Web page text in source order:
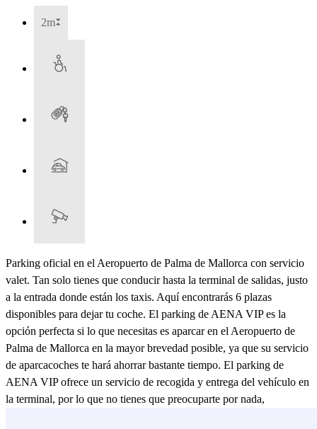
2m
Parking oficial en el Aeropuerto de Palma de Mallorca con servicio
valet. Tan solo tienes que conducir hasta la terminal de salidas, justo
a la entrada donde están los taxis. Aquí encontrarás 6 plazas
disponibles para dejar tu coche. El parking de AENA VIP es la
opción perfecta si lo que necesitas es aparcar en el Aeropuerto de
Palma de Mallorca en la mayor brevedad posible, ya que su servicio
de aparcacoches te hará ahorrar bastante tiempo. El parking de
AENA VIP ofrece un servicio de recogida y entrega del vehículo en
la terminal, por lo que no tienes que preocuparte por nada,